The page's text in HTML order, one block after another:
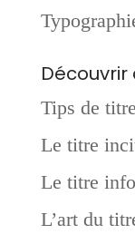
Découvrir
Tips de
Le titre
Le titre
L’art du